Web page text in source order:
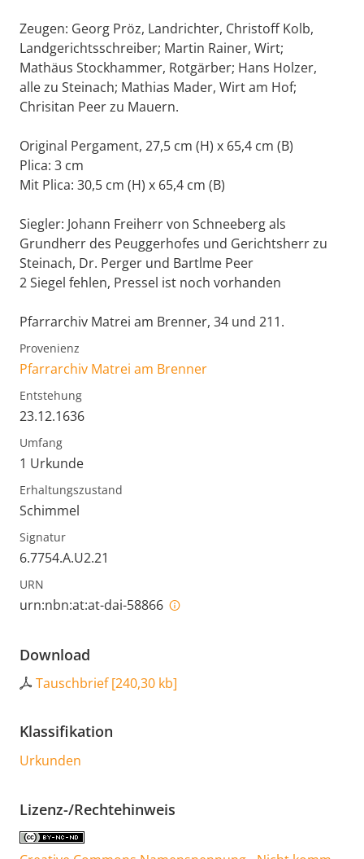
Zeugen: Georg Pröz, Landrichter, Christoff Kolb,
Landgerichtsschreiber; Martin Rainer, Wirt;
Mathäus Stockhammer, Rotgärber; Hans Holzer,
alle zu Steinach; Mathias Mader, Wirt am Hof;
Chrisitan Peer zu Mauern.
Original Pergament, 27,5 cm (H) x 65,4 cm (B)
Plica: 3 cm
Mit Plica: 30,5 cm (H) x 65,4 cm (B)
Siegler: Johann Freiherr von Schneeberg als
Grundherr des Peuggerhofes und Gerichtsherr zu
Steinach, Dr. Perger und Bartlme Peer
2 Siegel fehlen, Pressel ist noch vorhanden
Pfarrarchiv Matrei am Brenner, 34 und 211.
Provenienz
Pfarrarchiv Matrei am Brenner
Entstehung
23.12.1636
Umfang
1 Urkunde
Erhaltungszustand
Schimmel
Signatur
6.7754.A.U2.21
URN
urn:nbn:at:at-dai-58866
Download
Tauschbrief[240,30 kb]
Klassifikation
Urkunden
Lizenz-/Rechtehinweis